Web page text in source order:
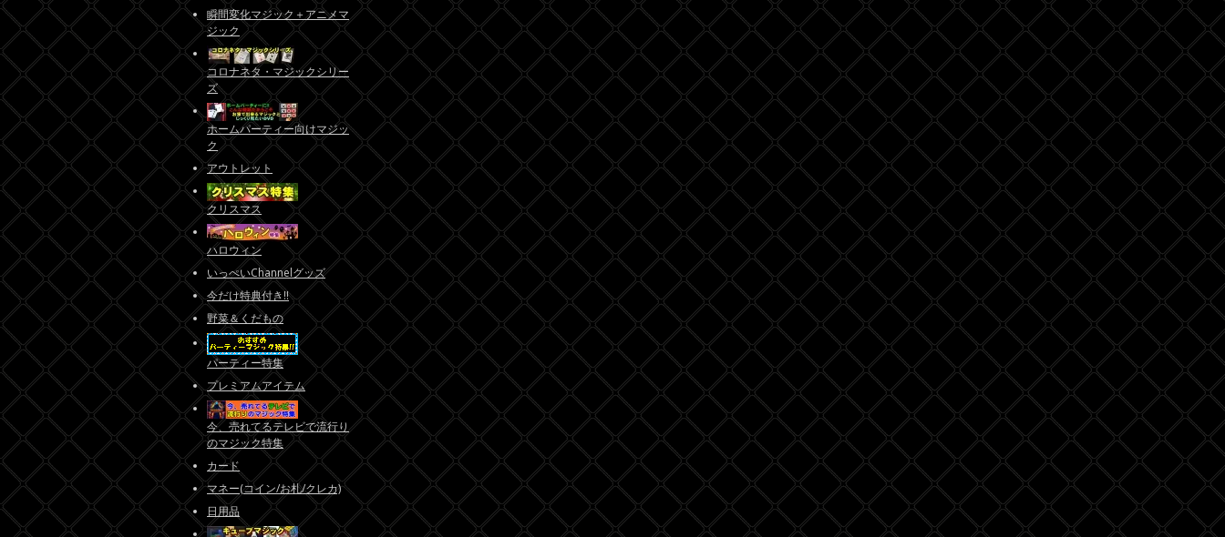
瞬間変化マジック＋アニメマ
ジック
コロナネタ・マジックシリー
ズ
ホームパーティー向けマジッ
ク
アウトレット
クリスマス
ハロウィン
いっぺいChannelグッズ
今だけ特典付き!!
野菜＆くだもの
パーティー特集
プレミアムアイテム
今、売れてるテレビで流行り
のマジック特集
カード
マネー(コイン/お札/クレカ)
日用品